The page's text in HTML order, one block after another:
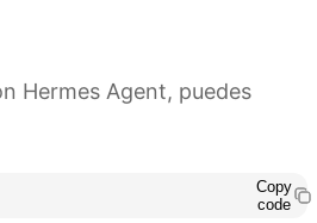
Hermes Agent, puedes
Copy
code